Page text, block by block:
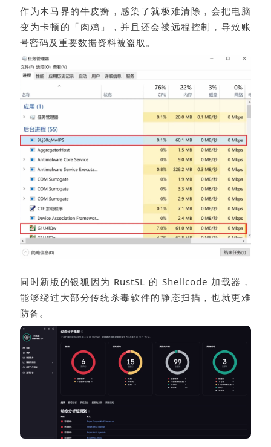
作为木马界的牛皮癣，感染了就极难清除，会把电脑
变为卡顿的「肉鸡」，并且还会被远程控制，导致账
号密码及重要数据资料被盗取。
同时新版的银狐因为 RustSL 的 Shellcode 加载器，
能够绕过大部分传统杀毒软件的静态扫描，也就更难
防备。